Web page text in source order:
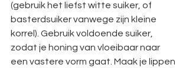
(gebruik het liefst witte suiker, of
basterdsuiker vanwege zijn kleine
korrel). Gebruik voldoende suiker,
zodat je honing van vloeibaar naar
een vastere vorm gaat. Maak je lippen